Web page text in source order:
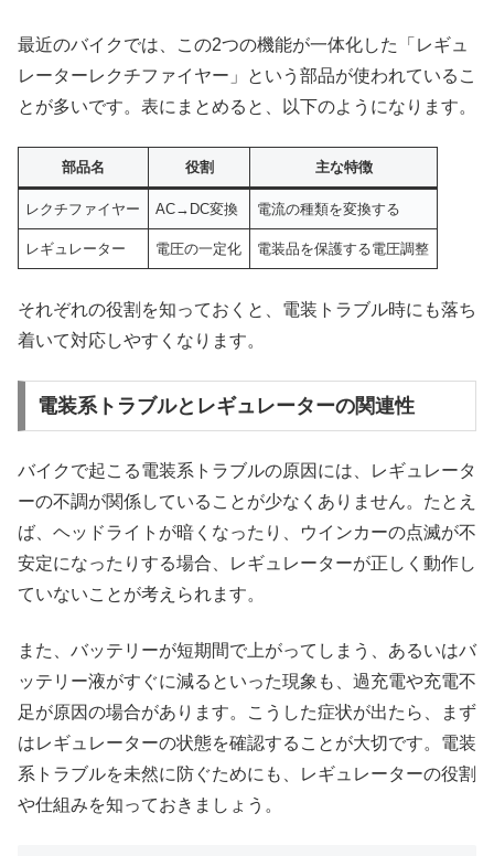
最近のバイクでは、この2つの機能が一体化した「レギュ
レーターレクチファイヤー」という部品が使われているこ
とが多いです。表にまとめると、以下のようになります。
部品名 役割 主な特徴
レクチファイヤー AC→DC変換 電流の種類を変換する
レギュレーター 電圧の一定化 電装品を保護する電圧調整
それぞれの役割を知っておくと、電装トラブル時にも落ち
着いて対応しやすくなります。
電装系トラブルとレギュレーターの関連性
バイクで起こる電装系トラブルの原因には、レギュレータ
ーの不調が関係していることが少なくありません。たとえ
ば、ヘッドライトが暗くなったり、ウインカーの点滅が不
安定になったりする場合、レギュレーターが正しく動作し
ていないことが考えられます。
また、バッテリーが短期間で上がってしまう、あるいはバ
ッテリー液がすぐに減るといった現象も、過充電や充電不
足が原因の場合があります。こうした症状が出たら、まず
はレギュレーターの状態を確認することが大切です。電装
系トラブルを未然に防ぐためにも、レギュレーターの役割
や仕組みを知っておきましょう。